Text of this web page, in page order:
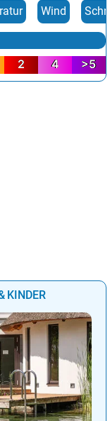
Wind
2 4 >5
KINDER